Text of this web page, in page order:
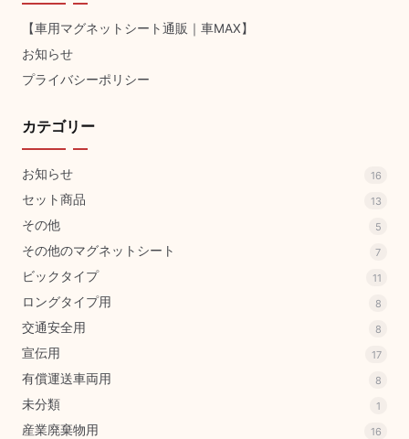
【車用マグネットシート通販｜車MAX】
お知らせ
プライバシーポリシー
カテゴリー
お知らせ 16
セット商品 13
その他 5
その他のマグネットシート 7
ビックタイプ 11
ロングタイプ用 8
交通安全用 8
宣伝用 17
有償運送車両用 8
未分類 1
産業廃棄物用 16